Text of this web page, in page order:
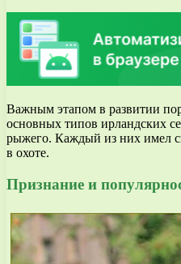
Важным этапом в развитии
основных типов ирландских
рыжего. Каждый из них имел
в охоте.
Признание и